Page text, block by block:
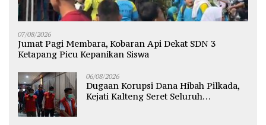
07/08/2026
Jumat Pagi Membara, Kobaran Api Dekat SDN 3
Ketapang Picu Kepanikan Siswa
06/08/2026
Dugaan Korupsi Dana Hibah Pilkada,
Kejati Kalteng Seret Seluruh